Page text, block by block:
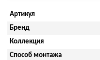
Артикул
Бренд
Коллекция
Способ монтажа